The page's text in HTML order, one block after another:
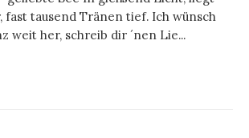
fast tausend Tränen tief. Ich wünsch
weit her, schreib dir ´nen Lie...